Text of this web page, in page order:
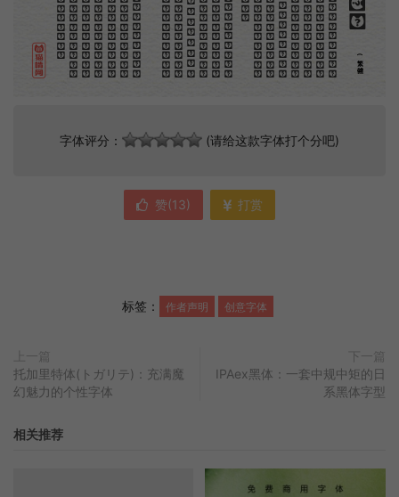
(繁體)
字体评分： (请给这款字体打个分吧)
赞(13) 打赏
标签： 作者声明 创意字体
上一篇
托加里特体(トガリテ)：充满魔
幻魅力的个性字体
下一篇
IPAex黑体：一套中规中矩的日
系黑体字型
相关推荐